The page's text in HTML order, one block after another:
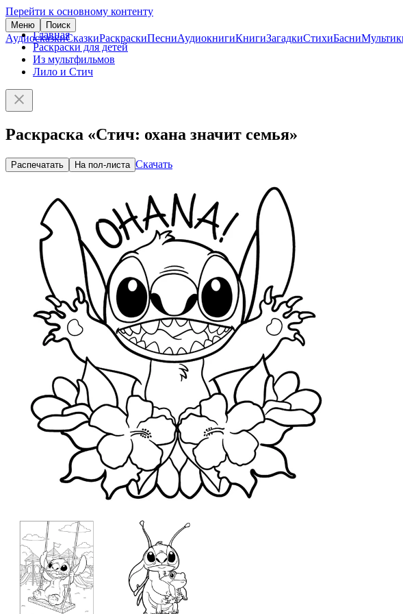
Перейти к основному контенту
Меню Поиск
АудиосказкиСказкиРаскраскиПесниАудиокнигиКнигиЗагадкиСтихиБасни
Главная
Раскраски для детей
Из мультфильмов
Лило и Стич
Раскраска «Стич: охана значит семья»
Распечатать На пол-листа Скачать